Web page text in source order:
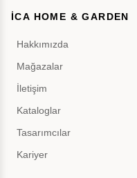
İCA HOME & GARDEN
Hakkımızda
Mağazalar
İletişim
Kataloglar
Tasarımcılar
Kariyer